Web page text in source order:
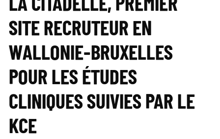
SITE RECRUTEUR EN
WALLONIE-BRUXELLES
POUR LES ÉTUDES
CLINIQUES SUIVIES PAR LE
KCE